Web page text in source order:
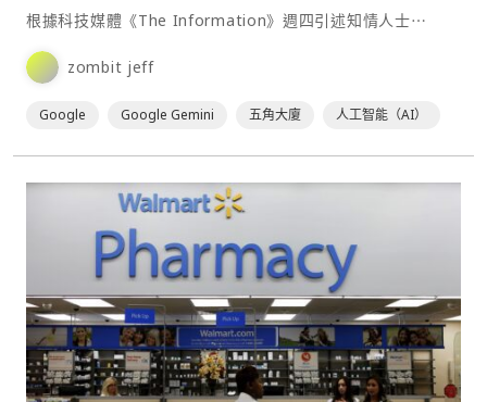
根據科技媒體《The Information》週四引述知情人士⋯
zombit jeff
Google Google Gemini 五角大廈 人工智能（AI）